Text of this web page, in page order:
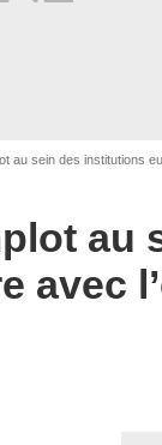
des institutions
au